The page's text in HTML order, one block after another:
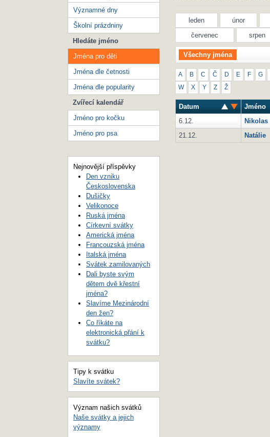
leden únor
červenec
srpen
Všechny jména
A B C Č D E F G
W X Y Z Ž
Datum Jméno
6.12.
Nikolas
21.12.
Natálie
Významné dny
Školní prázdniny
Hledáte jméno
Jména pro děti
Jména dle četnosti
Jména dle popularity
Zvířecí kalendář
Jméno pro kočku
Jméno pro psa
Nejnovější příspěvky
Den vzniku
Československa
Dušičky
Velikonoce
Ruská jména
Církevní svátky
Americká jména
Francouzská jména
Italská jména
Svátek zamilovaných
Dali byste svým
dětem dvě křestní
jména?
Slavíme Mezinárodní
den žen?
Co říkáte na
elektronická přání k
svátku?
Tipy k svátku
Slavíte svátek?
Význam našich svátků
Naše svátky a jejich
významy